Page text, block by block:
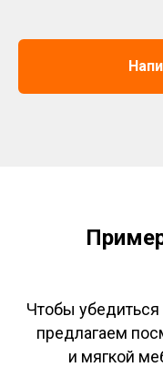
Чтобы
предлагаем
и мягкой